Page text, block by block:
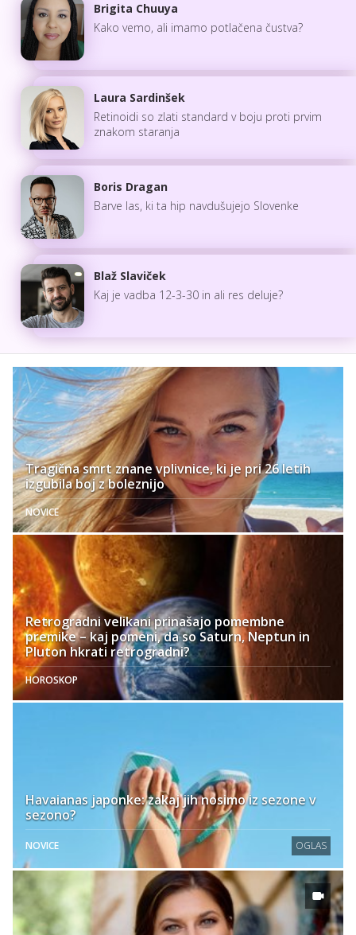
Brigita Chuuya
Kako vemo, ali imamo potlačena čustva?
Laura Sardinšek
Retinoidi so zlati standard v boju proti prvim
znakom staranja
Boris Dragan
Barve las, ki ta hip navdušujejo Slovenke
Blaž Slaviček
Kaj je vadba 12-3-30 in ali res deluje?
Tragična smrt znane vplivnice, ki je pri 26 letih
izgubila boj z boleznijo
NOVICE
Retrogradni velikani prinašajo pomembne
premike – kaj pomeni, da so Saturn, Neptun in
Pluton hkrati retrogradni?
HOROSKOP
Havaianas japonke: zakaj jih nosimo iz sezone v
sezono?
NOVICE OGLAS